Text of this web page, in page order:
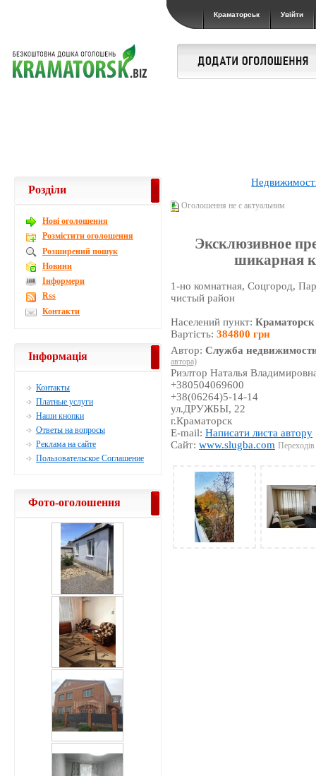
Краматорськ Увійти
Оголошення не є актуальним
Эксклюзивное
шикарная
1-но комнатная, Соцгород,
чистый район
Населений пункт:Краматорск
Вартість:384800 грн
Автор:Служба
автора)
Риэлтор Наталья
+380504069600
+38(06264)5-14-14
ул.ДРУЖБЫ, 22
г.Краматорск
E-mail:Написати листа автору
Сайт:www.slugba.com
Розділи
Новi оголошення
Розмістити оголошення
Розширений пошук
Новини
Інформери
Rss
Контакти
Інформація
Контакты
Платные услуги
Наши кнопки
Ответы на вопросы
Реклама на сайте
Пользовательское Соглашение
Фото-оголошення